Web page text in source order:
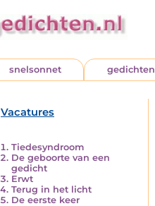
snelsonnet gedichten
Vacatures
Tiedesyndroom
De geboorte van een
gedicht
Erwt
Terug in het licht
De eerste keer